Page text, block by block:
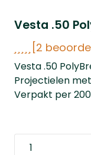
Vesta .50
[2
Vesta .50
Projectielen
Verpakt per